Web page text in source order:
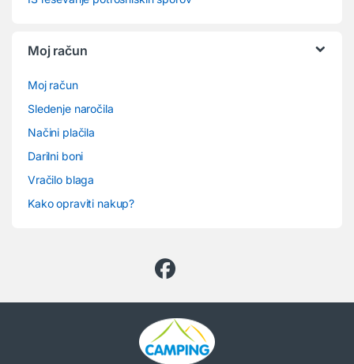
Moj račun
Moj račun
Sledenje naročila
Načini plačila
Darilni boni
Vračilo blaga
Kako opraviti nakup?